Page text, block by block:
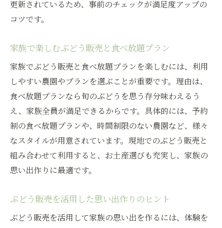
更新されているため、事前のチェックが満足度アップの
コツです。
家族で楽しむぶどう販売と食べ放題プラン
家族でぶどう販売と食べ放題プランを楽しむには、利用
しやすい農園やプランを選ぶことが重要です。理由は、
食べ放題プランなら旬のぶどうを思う存分味わえるう
え、家族全員が満足できるからです。具体的には、予約
制の食べ放題プランや、時間制限のない農園など、様々
なスタイルが用意されています。現地でのぶどう販売と
組み合わせて利用すると、お土産選びも充実し、家族の
思い出作りに最適です。
ぶどう販売を活用した思い出作りのヒント
ぶどう販売を活用して家族の思い出を作るには、体験を